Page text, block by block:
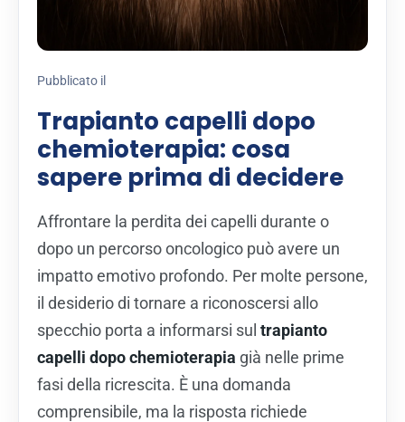
Pubblicato il
Trapianto capelli dopo
chemioterapia: cosa
sapere prima di decidere
Affrontare la perdita dei capelli durante o
dopo un percorso oncologico può avere un
impatto emotivo profondo. Per molte persone,
il desiderio di tornare a riconoscersi allo
specchio porta a informarsi sul trapianto
capelli dopo chemioterapia già nelle prime
fasi della ricrescita. È una domanda
comprensibile, ma la risposta richiede